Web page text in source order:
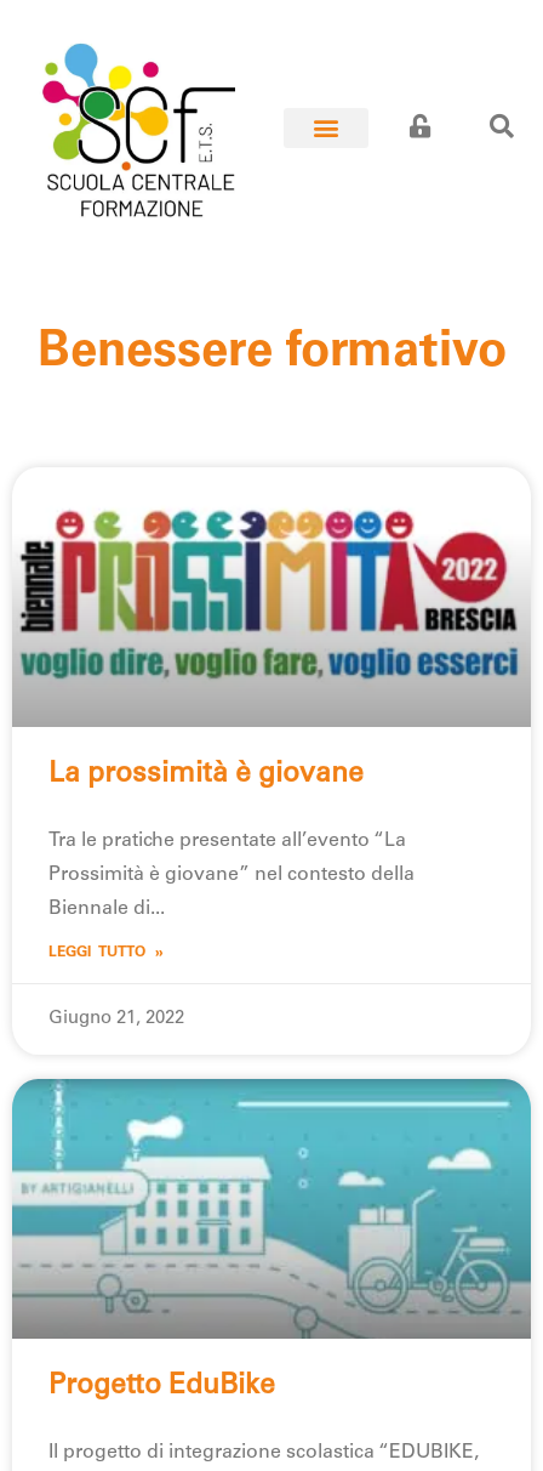
Benessere formativo
La prossimità è giovane
Tra le pratiche presentate all’evento “La
Prossimità è giovane” nel contesto della
Biennale di
LEGGI TUTTO »
Giugno 21, 2022
Progetto EduBike
Il progetto di integrazione scolastica “EDUBIKE,